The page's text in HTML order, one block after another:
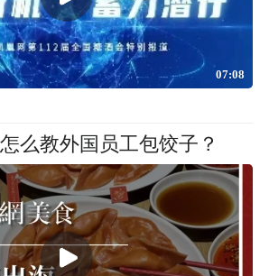
07:08
么教外国员工包饺子？